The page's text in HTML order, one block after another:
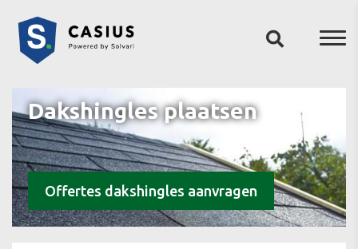
Dakshingles plaatsen
Offertes dakshingles aanvragen